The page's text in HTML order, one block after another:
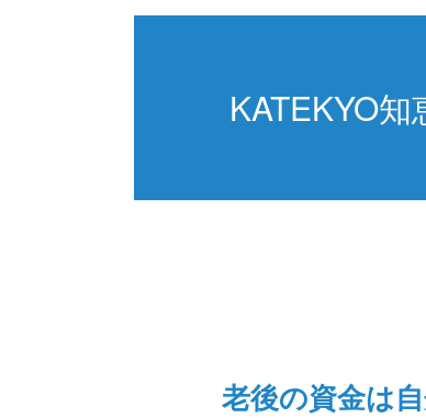
KATEKYO知
老後の資金は